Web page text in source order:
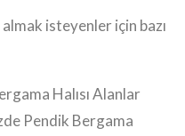
almak isteyenler için bazı
Halısı Alanlar
Pendik Bergama